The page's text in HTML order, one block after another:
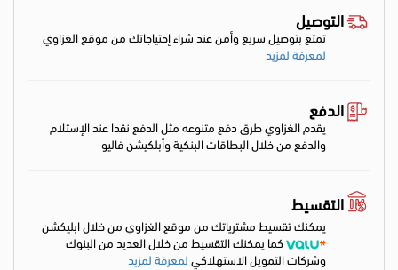
التوصيل
تمتع بتوصيل سريع وأمن عند شراء إحتياجاتك من موقع الغزاوي
لمعرفة لمزيد
الدفع
يقدم الغزاوي طرق دفع متنوعه مثل الدفع نقدا عند الإستلام
والدفع من خلال البطاقات البنكية وأبلكيشن فاليو
التقسيط
يمكنك تقسيط مشترياتك من موقع الغزاوي من خلال ابليكشن
كما يمكنك التقسيط من خلال العديد من البنوك
وشركات التمويل الاستهلاكيلمعرفة لمزيد